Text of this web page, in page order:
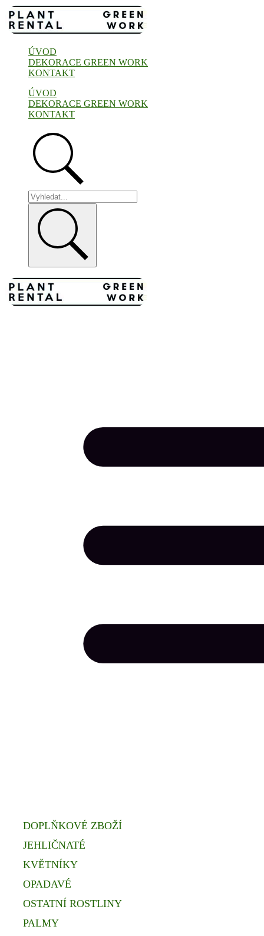
Přejít
obsahu
ÚVOD
DEKORACE GREEN WORK
KONTAKT
ÚVOD
DEKORACE GREEN WORK
KONTAKT
DOPLŇKOVÉ ZBOŽÍ
JEHLIČNATÉ
KVĚTNÍKY
OPADAVÉ
OSTATNÍ ROSTLINY
PALMY